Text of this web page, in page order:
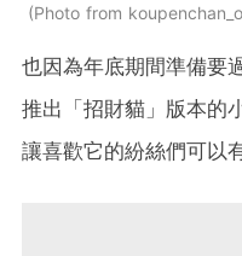
Photo from
也因為年底期間準備要
推出「招財貓」版本的
讓喜歡它的紛絲們可以